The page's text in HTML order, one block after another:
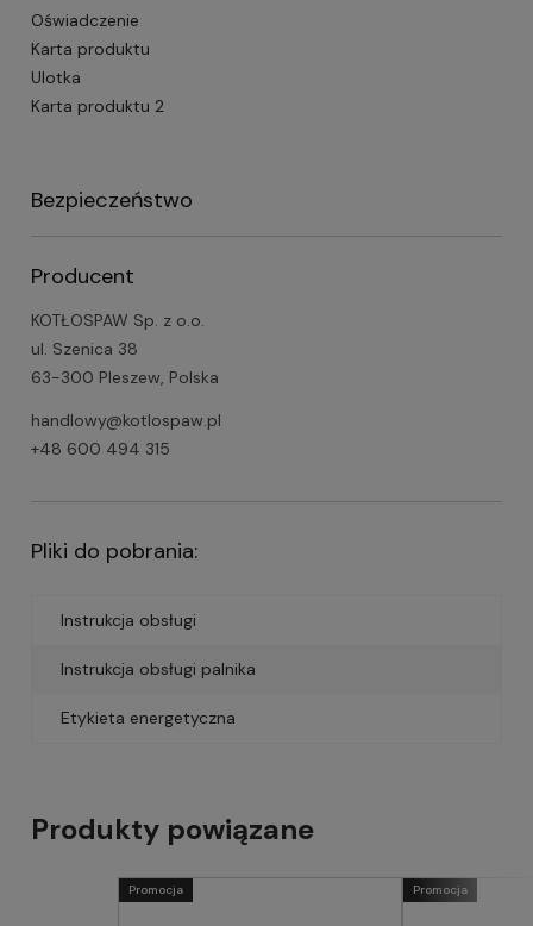
Oświadczenie
Karta produktu
Ulotka
Karta produktu 2
Bezpieczeństwo
Producent
KOTŁOSPAW Sp. z o.o.
ul. Szenica 38
63-300 Pleszew, Polska
handlowy@kotlospaw.pl
+48 600 494 315
Pliki do pobrania:
Instrukcja obsługi
Instrukcja obsługi palnika
Etykieta energetyczna
Produkty powiązane
Promocja Promocja